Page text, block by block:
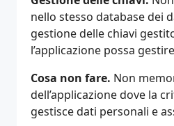
nello stesso database dei
gestione delle chiavi
l’applicazione possa
Cosa non fare. Non
dell’applicazione dove la
gestisce dati personali e